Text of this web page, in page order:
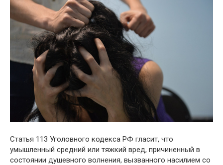
Статья 113 Уголовного кодекса РФ гласит, что
умышленный средний или тяжкий вред, причиненный в
состоянии душевного волнения, вызванного насилием со